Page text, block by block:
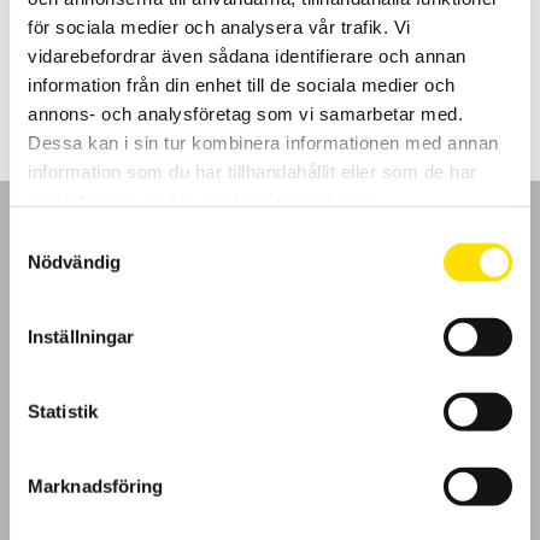
för sociala medier och analysera vår trafik. Vi
vidarebefordrar även sådana identifierare och annan
information från din enhet till de sociala medier och
annons- och analysföretag som vi samarbetar med.
Dessa kan i sin tur kombinera informationen med annan
information som du har tillhandahållit eller som de har
Nödvändig
Inställningar
Statistik
Marknadsföring
fjärrstyrning över webben samt flexibel minneshantering.
69,900.00kr–79,250.00krPrisintervall:
69,900.00 kr
till
79,250.00 kr
LÄS MER